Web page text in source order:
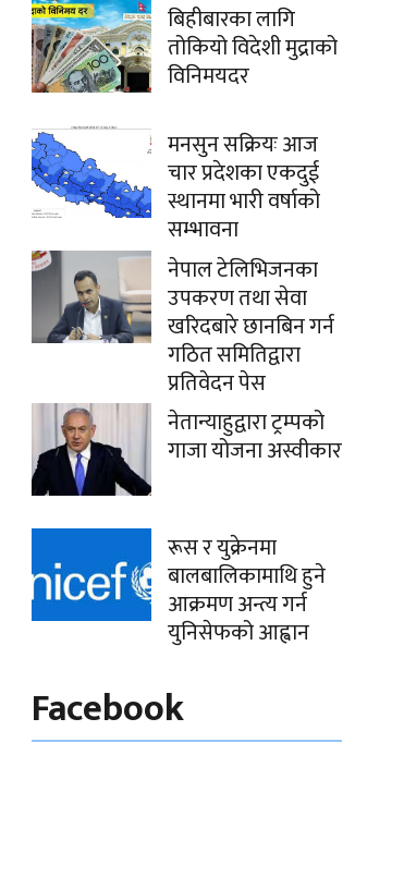
बिहीबारका लागि
तोकियो विदेशी मुद्राको
विनिमयदर
मनसुन सक्रियः आज
चार प्रदेशका एकदुई
स्थानमा भारी वर्षाको
सम्भावना
नेपाल टेलिभिजनका
उपकरण तथा सेवा
खरिदबारे छानबिन गर्न
गठित समितिद्वारा
प्रतिवेदन पेस
नेतान्याहुद्वारा ट्रम्पको
गाजा योजना अस्वीकार
रूस र युक्रेनमा
बालबालिकामाथि हुने
आक्रमण अन्त्य गर्न
युनिसेफको आह्वान
Facebook